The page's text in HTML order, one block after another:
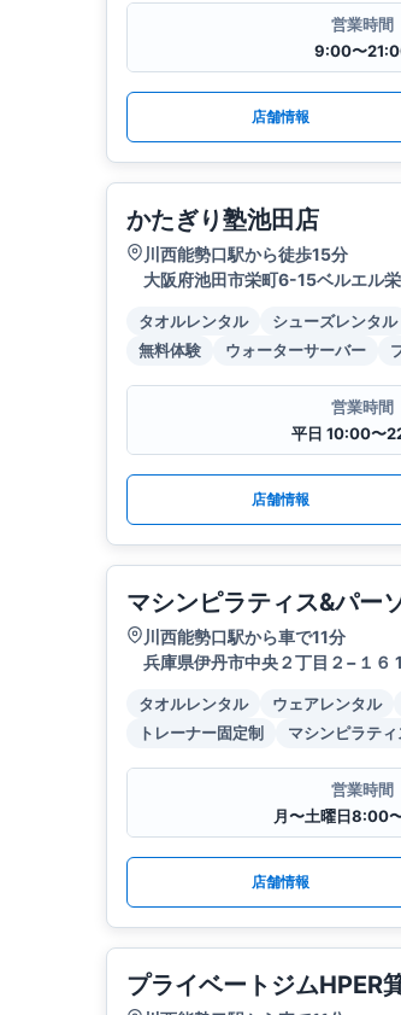
営業時間
9:00〜
店舗情報
かたぎり塾池田店
川西能勢口駅から徒歩15分
大阪府池田市栄町6-15ベルエル
タオルレンタル シューズレンタル
無料体験
ウォーターサーバー
営業時間
平日 10:00〜
店舗情報
マシンピラティス&パー
川西能勢口駅から車で11分
兵庫県伊丹市中央２丁目２−１６
タオルレンタル ウェアレンタル
トレーナー固定制
マシンピラティ
営業時間
月〜土曜日8:00
店舗情報
プライベートジムHPER